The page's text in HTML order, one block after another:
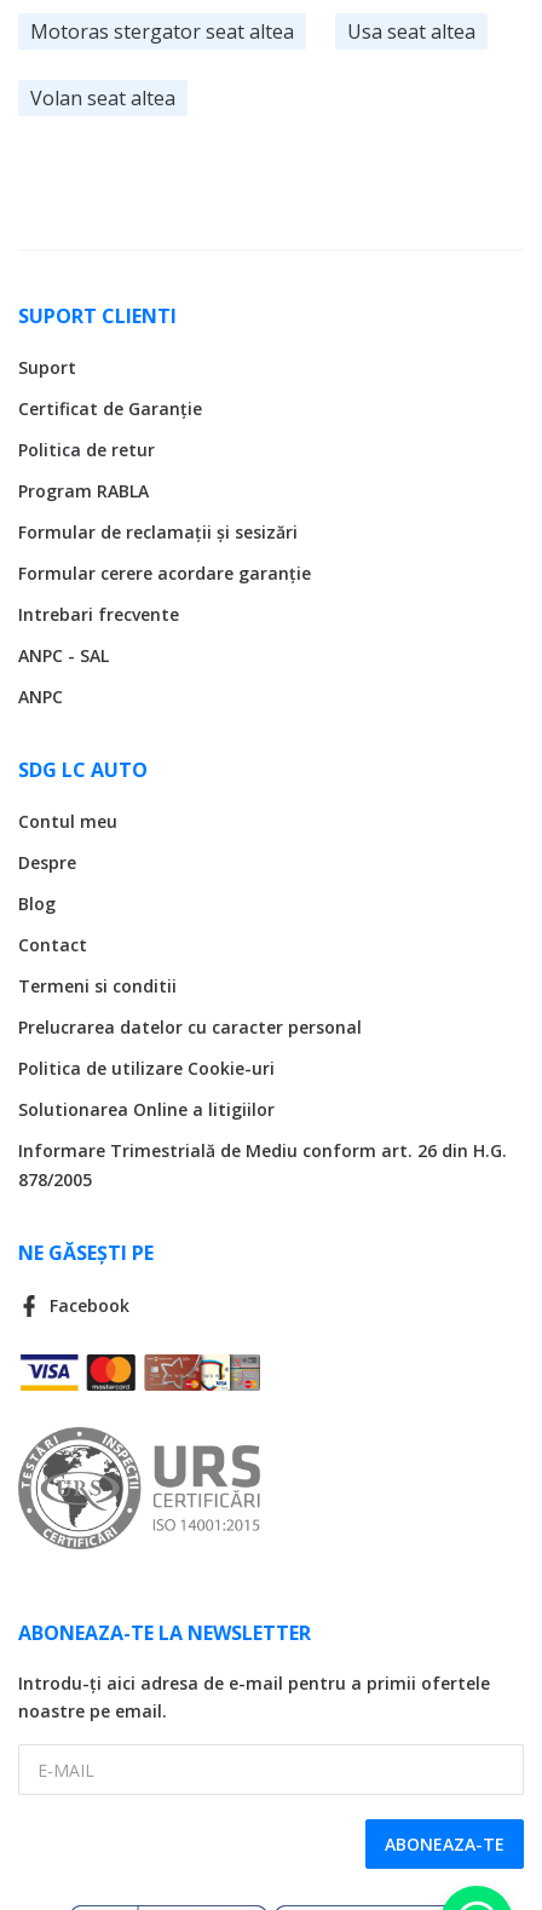
Motoras stergator seat altea Usa seat altea
Volan seat altea
SUPORT CLIENTI
Suport
Certificat de Garanție
Politica de retur
Program RABLA
Formular de reclamații și sesizări
Formular cerere acordare garanție
Intrebari frecvente
ANPC - SAL
ANPC
SDG LC AUTO
Contul meu
Despre
Blog
Contact
Termeni si conditii
Prelucrarea datelor cu caracter personal
Politica de utilizare Cookie-uri
Solutionarea Online a litigiilor
Informare Trimestrială de Mediu conform art. 26 din H.G.
878/2005
NE GĂSEȘTI PE
Facebook
ABONEAZA-TE LA NEWSLETTER
Introdu-ți aici adresa de e-mail pentru a primii ofertele
noastre pe email.
ABONEAZA-TE